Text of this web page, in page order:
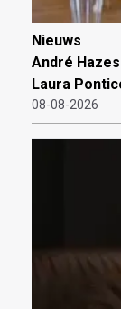
Nieuws
André
Laura
08-08-2026